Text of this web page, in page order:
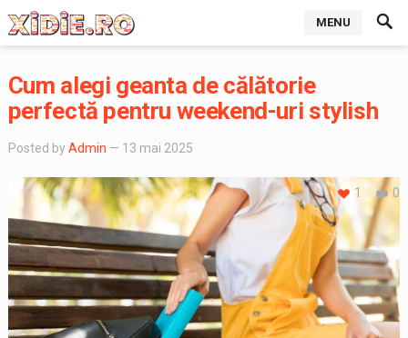
MENU
Cum alegi geanta de călătorie
perfectă pentru weekend-uri stylish
Posted by Admin — 13 mai 2025
0
1